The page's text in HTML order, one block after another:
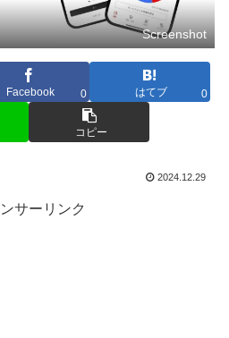
Screenshot
Facebook 0 はてブ 0
コピー
2024.12.29
サーリンク